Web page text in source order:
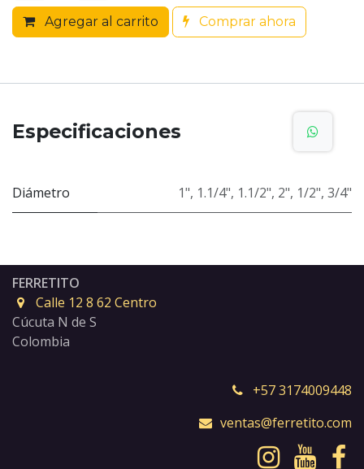
Agregar al carrito Comprar ahora
Especificaciones
Diámetro 1", 1.1/4", 1.1/2", 2", 1/2", 3/4"
FERRETITO
Calle 12 8 62 Centro
Cúcuta N de S
Colombia
+57 3174009448
ventas@ferretito.com